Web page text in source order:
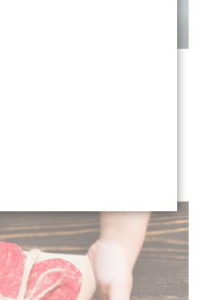
für Kinder in Köln,
die ganze Familie